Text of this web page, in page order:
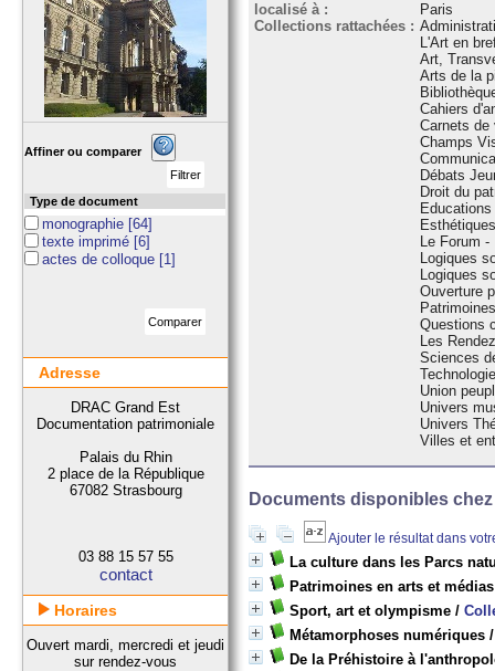
localisé à :
Paris
Collections rattachées :
L'Art en
Art,
Arts de la
Cahiers
Carnets de
Champs
Débats
Droit du
Le Forum
Logiques
Logiques
Ouverture
Questions
Les
Sciences
Union
Univers
Univers
Villes et
Documents disponibles
Ajouter le résultat dans
La culture dans les Parcs
Patrimoines en arts et médias
Sport, art et olympisme /
Métamorphoses numériques
De la Préhistoire à
Affiner ou comparer
Type de document
monographie [64]
texte imprimé [6]
actes de colloque [1]
Adresse
DRAC Grand Est
Documentation patrimoniale
Palais du Rhin
2 place de la République
67082 Strasbourg
03 88 15 57 55
contact
Horaires
Ouvert mardi, mercredi et jeudi
sur rendez-vous